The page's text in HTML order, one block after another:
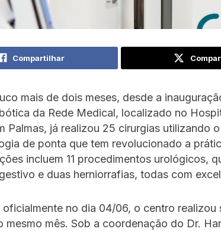
Compartilhar
mais de dois meses, desde a
da Rede Medical, localizado no
Palmas, já realizou 25 cirurgias utilizando
de ponta que tem revolucionado a
incluem 11 procedimentos urológicos,
e duas herniorrafias, todas com
oficialmente no dia 04/06, o centro realizou
mesmo mês. Sob a coordenação do Dr.